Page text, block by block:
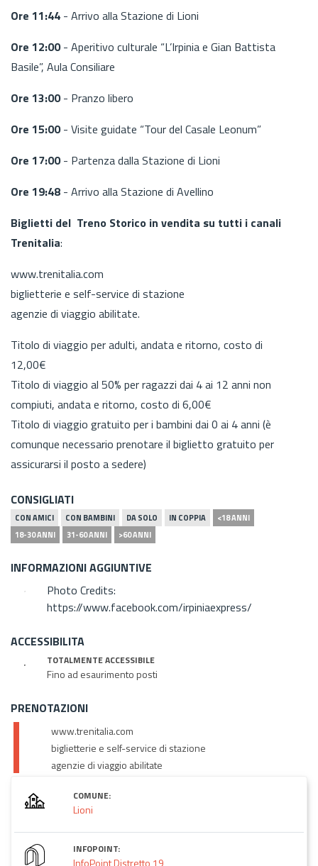
Ore 11:44 - Arrivo alla Stazione di Lioni
Ore 12:00- Aperitivo culturale “L’Irpinia e Gian Battista
Basile”, Aula Consiliare
Ore 13:00- Pranzo libero
Ore 15:00- Visite guidate “Tour del Casale Leonum”
Ore 17:00- Partenza dalla Stazione di Lioni
Ore 19:48 - Arrivo alla Stazione di Avellino
Biglietti del Treno Storico in vendita su tutti i canali
Trenitalia:
www.trenitalia.com
biglietterie e self-service di stazione
agenzie di viaggio abilitate.
Titolo di viaggio per adulti, andata e ritorno, costo di
12,00€
Titolo di viaggio al 50% per ragazzi dai 4 ai 12 anni non
compiuti, andata e ritorno, costo di 6,00€
Titolo di viaggio gratuito per i bambini dai 0 ai 4 anni (è
comunque necessario prenotare il biglietto gratuito per
assicurarsi il posto a sedere)
CONSIGLIATI
CON AMICI CON BAMBINI DA SOLO IN COPPIA
<18 ANNI
18-30 ANNI
31-60 ANNI >60 ANNI
INFORMAZIONI AGGIUNTIVE
Photo Credits:
https://www.facebook.com/irpiniaexpress/
ACCESSIBILITA
TOTALMENTE ACCESSIBILE
Fino ad esaurimento posti
PRENOTAZIONI
www.trenitalia.com
biglietterie e self-service di stazione
agenzie di viaggio abilitate
COMUNE:
Lioni
INFOPOINT:
InfoPoint Distretto 19